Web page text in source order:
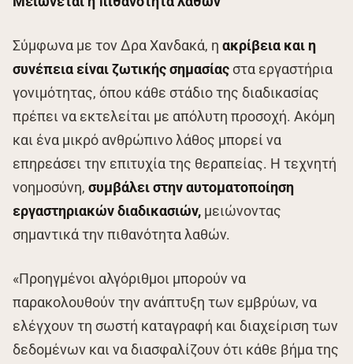
Σύμφωνα με τον Δρα Χανδακά, η ακρίβεια και η
συνέπεια είναι ζωτικής σημασίας στα εργαστήρια
γονιμότητας, όπου κάθε στάδιο της διαδικασίας
πρέπει να εκτελείται με απόλυτη προσοχή. Ακόμη
και ένα μικρό ανθρώπινο λάθος μπορεί να
επηρεάσει την επιτυχία της θεραπείας. Η τεχνητή
νοημοσύνη, συμβάλει στην αυτοματοποίηση
εργαστηριακών διαδικασιών, μειώνοντας
σημαντικά την πιθανότητα λαθών.
«Προηγμένοι αλγόριθμοι μπορούν να
παρακολουθούν την ανάπτυξη των εμβρύων, να
ελέγχουν τη σωστή καταγραφή και διαχείριση των
δεδομένων και να διασφαλίζουν ότι κάθε βήμα της